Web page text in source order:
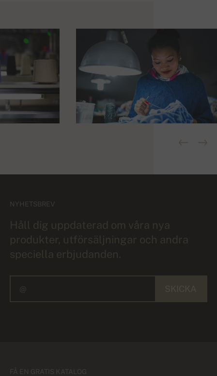
NYHETSBREV
Håll dig uppdaterad om våra nya
produkter, utförsäljningar och andra
speciella erbjudanden.
FÅ EN GRATIS KATALOG